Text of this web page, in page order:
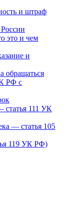
и штраф
это и чем
и
обращаться
РФ с
статья 111 УК
— статья 105
119 УК РФ)